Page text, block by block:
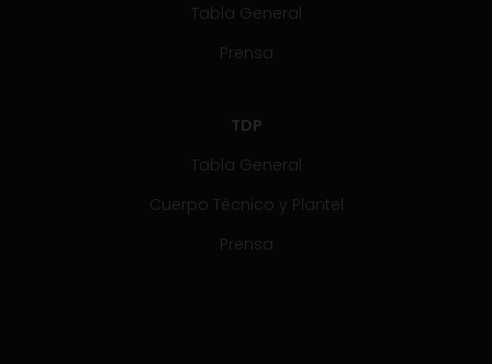
Tabla General
Prensa
TDP
Tabla General
Cuerpo Técnico y Plantel
Prensa